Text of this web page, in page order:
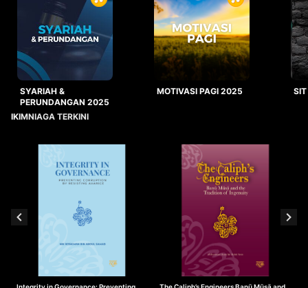
SYARIAH &
PERUNDANGAN 2025
MOTIVASI PAGI 2025
IKIMNIAGA TERKINI